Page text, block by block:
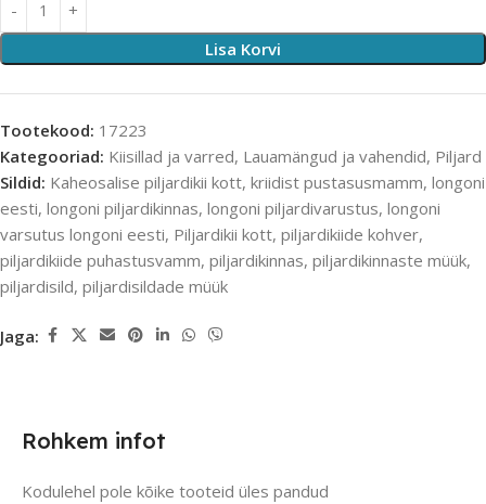
Lisa Korvi
Tootekood: 17223
Kategooriad: Kiisillad ja varred, Lauamängud ja vahendid, Piljard
Sildid: Kaheosalise piljardikii kott, kriidist pustasusmamm, longoni
eesti, longoni piljardikinnas, longoni piljardivarustus, longoni
varsutus longoni eesti, Piljardikii kott, piljardikiide kohver,
piljardikiide puhastusvamm, piljardikinnas, piljardikinnaste müük,
piljardisild, piljardisildade müük
Jaga:
Rohkem infot
Kodulehel pole kõike tooteid üles pandud